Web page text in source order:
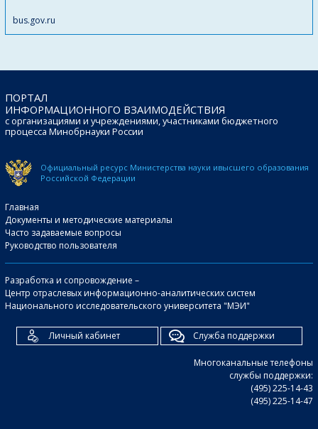
bus.gov.ru
ПОРТАЛ
ИНФОРМАЦИОННОГО ВЗАИМОДЕЙСТВИЯ
с организациями и учреждениями, участниками бюджетного
процесса Минобрнауки России
Официальный ресурс Министерства науки ивысшего образования
Российской Федерации
Главная
Документы и методические материалы
Часто задаваемые вопросы
Руководство пользователя
Разработка и сопровождение –
Центр отраслевых информационно-аналитических систем
Национального исследовательского университета "МЭИ"
Личный кабинет Служба поддержки
Многоканальные телефоны
службы поддержки:
(495) 225-14-43
(495) 225-14-47